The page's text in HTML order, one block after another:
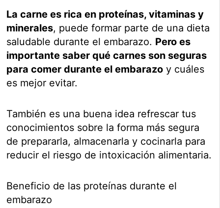
La carne es rica en proteínas, vitaminas y
minerales, puede formar parte de una dieta
saludable durante el embarazo. Pero es
importante saber qué carnes son seguras
para comer durante el embarazo y cuáles
es mejor evitar.
También es una buena idea refrescar tus
conocimientos sobre la forma más segura
de prepararla, almacenarla y cocinarla para
reducir el riesgo de intoxicación alimentaria.
Beneficio de las proteínas durante el
embarazo